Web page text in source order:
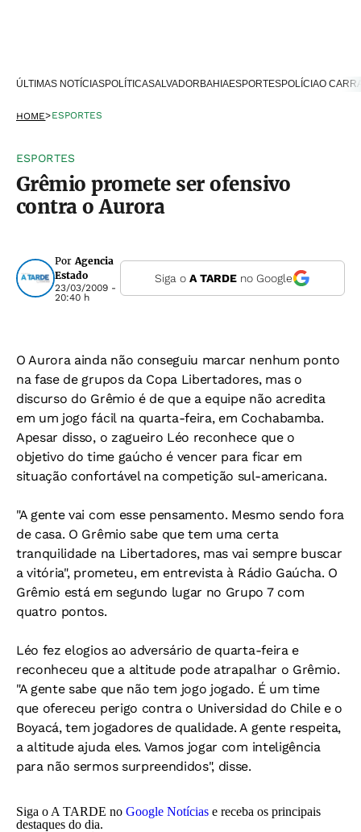
ÚLTIMAS NOTÍCIASPOLÍTICASALVADOR BAHIAESPORTESPOLÍCIAO
HOME>ESPORTES
ESPORTES
Grêmio promete ser ofensivo
contra o Aurora
PorAgencia
Estado
23/03/2009 -
20:40 h
Siga o A TARDEno Google
O Aurora ainda não conseguiu marcar nenhum ponto
na fase de grupos da Copa Libertadores, mas o
discurso do Grêmio é de que a equipe não acredita
em um jogo fácil na quarta-feira, em Cochabamba.
Apesar disso, o zagueiro Léo reconhece que o
objetivo do time gaúcho é vencer para ficar em
situação confortável na competição sul-americana.
"A gente vai com esse pensamento. Mesmo sendo fora
de casa. O Grêmio sabe que tem uma certa
tranquilidade na Libertadores, mas vai sempre buscar
a vitória", prometeu, em entrevista à Rádio Gaúcha. O
Grêmio está em segundo lugar no Grupo 7 com
quatro pontos.
Léo fez elogios ao adversário de quarta-feira e
reconheceu que a altitude pode atrapalhar o Grêmio.
"A gente sabe que não tem jogo jogado. É um time
que ofereceu perigo contra o Universidad do Chile e o
Boyacá, tem jogadores de qualidade. A gente respeita,
a altitude ajuda eles. Vamos jogar com inteligência
para não sermos surpreendidos", disse.
Siga o A TARDE no Google Notícias e receba os principais
destaques do dia.